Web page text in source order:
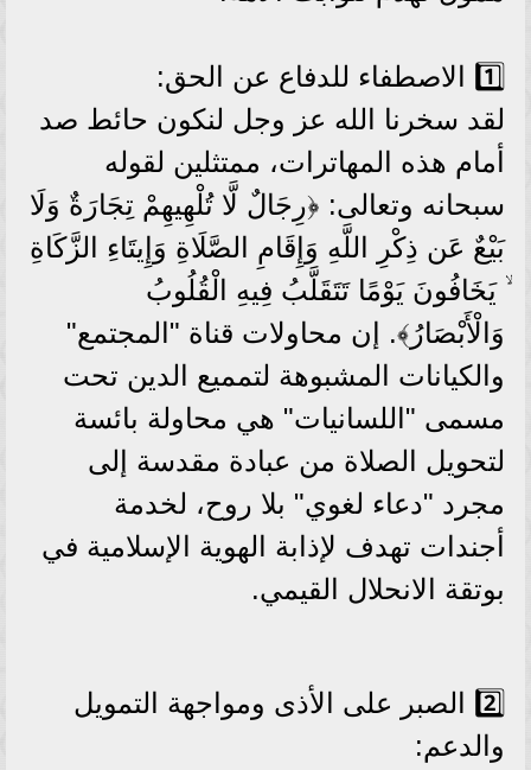
1️⃣ الاصطفاء للدفاع عن الحق:
لقد سخرنا الله عز وجل لنكون حائط صد
أمام هذه المهاترات، ممتثلين لقوله
سبحانه وتعالى: ﴿رِجَالٌ لَّا تُلْهِيهِمْ تِجَارَةٌ وَلَا
بَيْعٌ عَن ذِكْرِ اللَّهِ وَإِقَامِ الصَّلَاةِ وَإِيتَاءِ الزَّكَاةِ
ۙ يَخَافُونَ يَوْمًا تَتَقَلَّبُ فِيهِ الْقُلُوبُ
وَالْأَبْصَارُ﴾. إن محاولات قناة "المجتمع"
والكيانات المشبوهة لتمميع الدين تحت
مسمى "اللسانيات" هي محاولة بائسة
لتحويل الصلاة من عبادة مقدسة إلى
مجرد "دعاء لغوي" بلا روح، لخدمة
أجندات تهدف لإذابة الهوية الإسلامية في
بوتقة الانحلال القيمي.
2️⃣ الصبر على الأذى ومواجهة التمويل
والدعم: